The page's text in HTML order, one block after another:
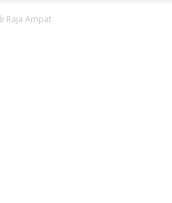
Raja Ampat